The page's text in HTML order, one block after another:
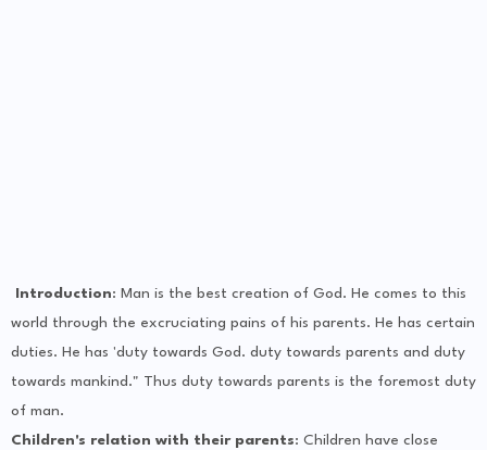
Introduction: Man is the best creation of God. He comes to this
world through the excruciating pains of his parents. He has certain
duties. He has 'duty towards God. duty towards parents and duty
towards mankind." Thus duty towards parents is the foremost duty
of man.
Children's relation with their parents: Children have close